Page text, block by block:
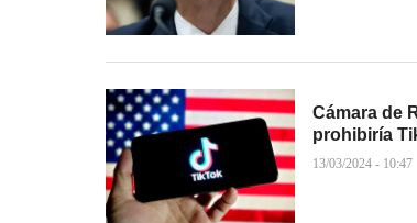
Cámara de
prohibiría
13/03/2024 - 10:47